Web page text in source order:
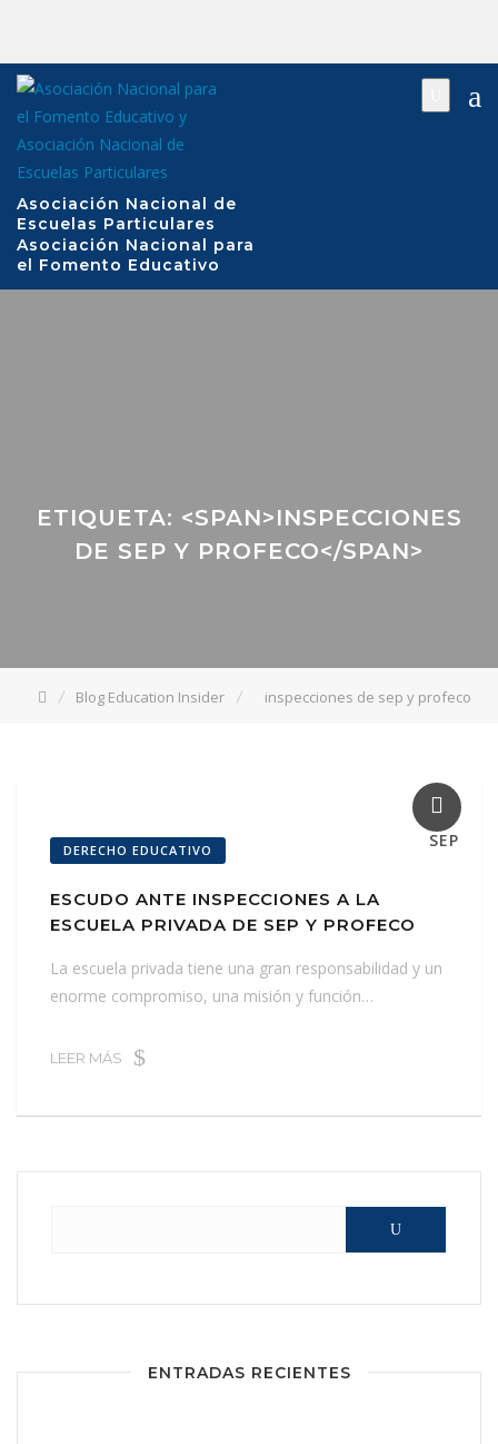
contenido
Asociación Nacional de
Escuelas Particulares
Asociación Nacional para
el Fomento Educativo
ETIQUETA: <SPAN>INSPECCIONES
DE SEP Y PROFECO</SPAN>
Blog Education Insider inspecciones de sep y profeco
19
SEP
DERECHO EDUCATIVO
ESCUDO ANTE INSPECCIONES A LA
ESCUELA PRIVADA DE SEP Y PROFECO
La escuela privada tiene una gran responsabilidad y un
enorme compromiso, una misión y función…
LEER MÁS
ENTRADAS RECIENTES